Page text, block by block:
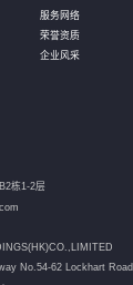
服务网络
荣誉资质
企业风采
栋1-2层
No.54-62 Lockhart Road,